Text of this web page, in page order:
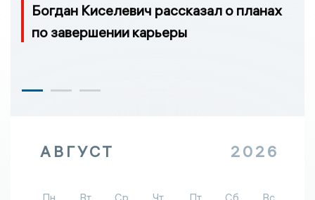
Богдан Киселевич рассказал о планах
по завершении карьеры
АВГУСТ 2026